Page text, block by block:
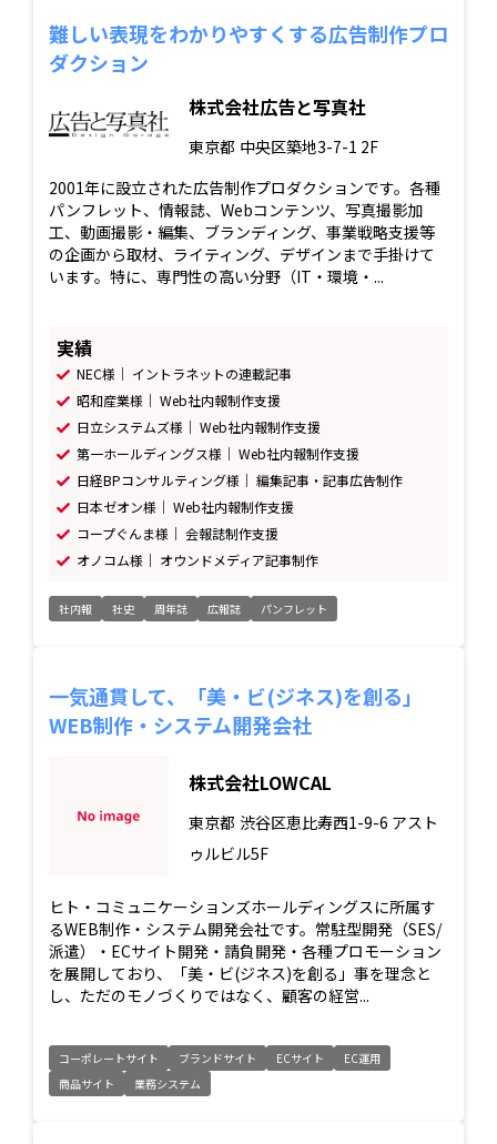
難しい表現をわかりやすくする広告制作プロ
ダクション
株式会社広告と写真社
東京都 中央区築地3-7-1 2F
2001年に設立された広告制作プロダクションです。各種
パンフレット、情報誌、Webコンテンツ、写真撮影加
工、動画撮影・編集、ブランディング、事業戦略支援等
の企画から取材、ライティング、デザインまで手掛けて
います。特に、専門性の高い分野（IT・環境・...
実績
NEC様｜ イントラネットの連載記事
昭和産業様｜ Web社内報制作支援
日立システムズ様｜ Web社内報制作支援
第一ホールディングス様｜ Web社内報制作支援
日経BPコンサルティング様｜ 編集記事・記事広告制作
日本ゼオン様｜ Web社内報制作支援
コープぐんま様｜ 会報誌制作支援
オノコム様｜ オウンドメディア記事制作
社内報 社史 周年誌 広報誌 パンフレット
一気通貫して、「美・ビ(ジネス)を創る」
WEB制作・システム開発会社
株式会社LOWCAL
東京都 渋谷区恵比寿西1-9-6 アスト
ゥルビル5F
ヒト・コミュニケーションズホールディングスに所属す
るWEB制作・システム開発会社です。常駐型開発（SES/
派遣）・ECサイト開発・請負開発・各種プロモーション
を展開しており、「美・ビ(ジネス)を創る」事を理念と
し、ただのモノづくりではなく、顧客の経営...
コーポレートサイト ブランドサイト ECサイト
EC運用
商品サイト
業務システム